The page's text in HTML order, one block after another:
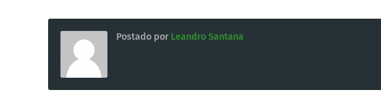
Postado por Leandro Santana